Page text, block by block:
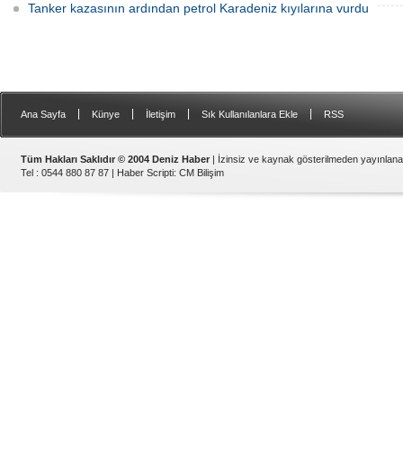
Tanker kazasının ardından petrol Karadeniz kıyılarına vurdu
Ana Sayfa Künye İletişim Sık Kullanılanlara Ekle RSS
Tüm Hakları Saklıdır © 2004 Deniz Haber | İzinsiz ve kaynak gösterilmeden
Tel : 0544 880 87 87 | Haber Scripti: CM Bilişim